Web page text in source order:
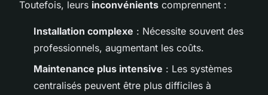
Toutefois, leurs inconvénients comprennent :
Installation complexe : Nécessite souvent des
professionnels, augmentant les coûts.
Maintenance plus intensive : Les systèmes
centralisés peuvent être plus difficiles à